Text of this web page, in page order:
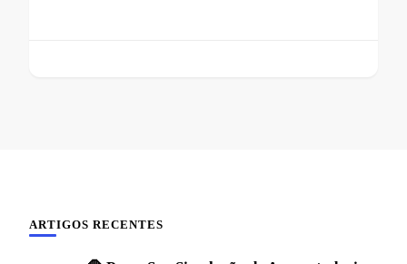
ARTIGOS RECENTES